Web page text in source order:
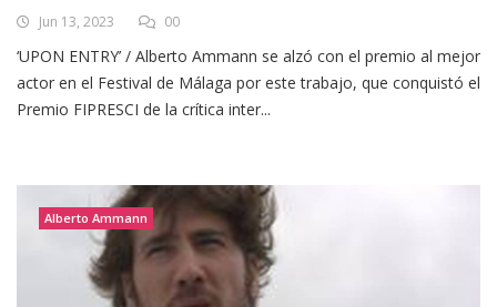
Jun 13, 2023 00
‘UPON ENTRY’ / Alberto Ammann se alzó con el premio al mejor
actor en el Festival de Málaga por este trabajo, que conquistó el
Premio FIPRESCI de la crítica inter...
Alberto Ammann